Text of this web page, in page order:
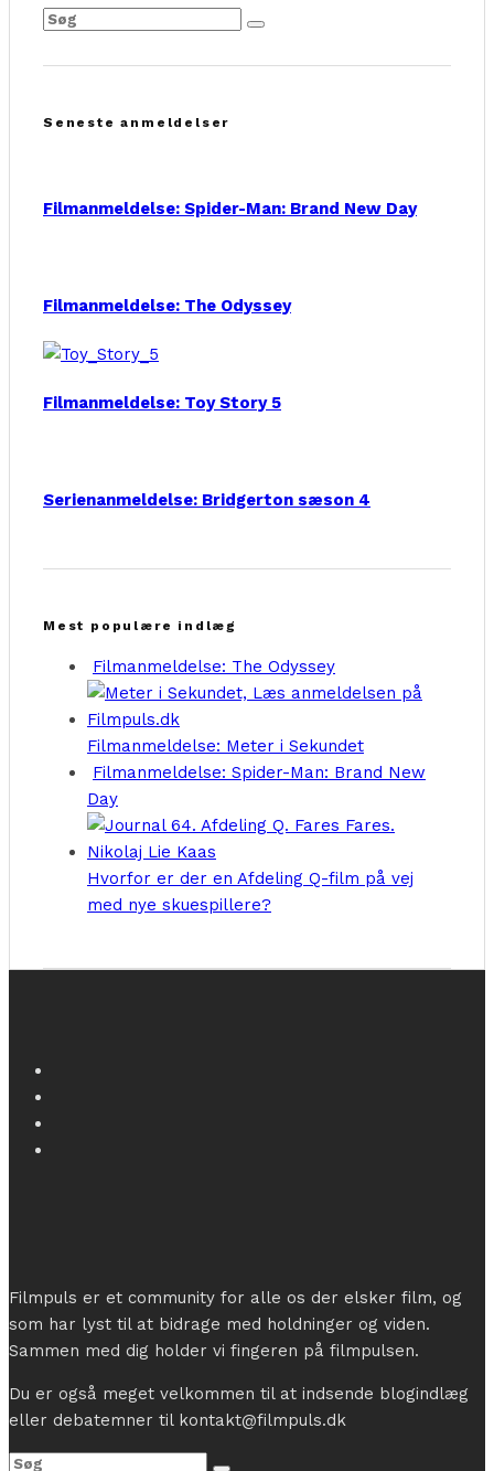
Seneste anmeldelser
Filmanmeldelse: Spider-Man: Brand New Day
Filmanmeldelse: The Odyssey
Filmanmeldelse: Toy Story 5
Serienanmeldelse: Bridgerton sæson 4
Mest populære indlæg
Filmanmeldelse: The Odyssey
Filmanmeldelse: Meter i Sekundet
Filmanmeldelse: Spider-Man: Brand New
Day
Hvorfor er der en Afdeling Q-film på vej
med nye skuespillere?
Filmpuls er et community for alle os der elsker film, og
som har lyst til at bidrage med holdninger og viden.
Sammen med dig holder vi fingeren på filmpulsen.
Du er også meget velkommen til at indsende blogindlæg
eller debatemner til kontakt@filmpuls.dk